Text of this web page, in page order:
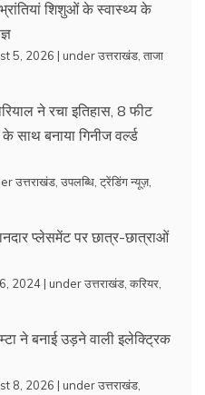
शिशुओं के स्वास्थ्य के
5, 2026 | underउत्तराखंड ताजा
ने रचा इतिहास, 8 फीट
साथ बनाया गिनीज वर्ल्ड
उत्तराखंड उपलब्धि ट्रेंडिंग न्यूज़,
प्लेसमेंट पर छात्र-छात्राओं
2024 | underउत्तराखंड करियर
ने बनाई उड़ने वाली इलेक्ट्रिक
8, 2026 | underउत्तराखंड